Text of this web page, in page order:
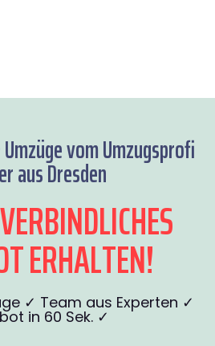
vom Umzugsprofi
aus Dresden
ERHALTEN!
✓ Team aus Experten ✓
in 60 Sek. ✓